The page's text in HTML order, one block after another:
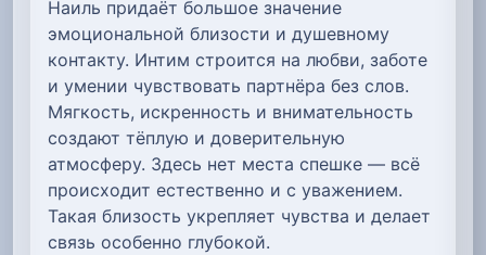
Наиль придаёт большое значение
эмоциональной близости и душевному
контакту. Интим строится на любви, заботе
и умении чувствовать партнёра без слов.
Мягкость, искренность и внимательность
создают тёплую и доверительную
атмосферу. Здесь нет места спешке — всё
происходит естественно и с уважением.
Такая близость укрепляет чувства и делает
связь особенно глубокой.